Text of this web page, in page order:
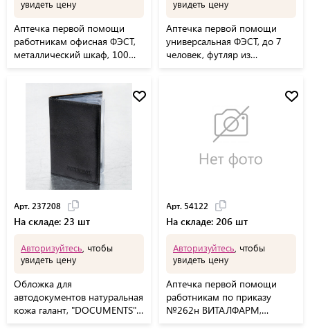
увидеть цену
Аптечка первой помощи
работникам офисная ФЭСТ,
металлический шкаф, 100
увидеть цену
Аптечка первой помощи
универсальная ФЭСТ, до 7
человек, футляр из
Арт. 237208
На складе: 23 шт
Авторизуйтесь , чтобы
увидеть цену
Обложка для
автодокументов натуральная
кожа галант, "DOCUMENTS",
Арт. 54122
На складе: 206 шт
Авторизуйтесь , чтобы
увидеть цену
Аптечка первой помощи
работникам по приказу
№262н ВИТАЛФАРМ,